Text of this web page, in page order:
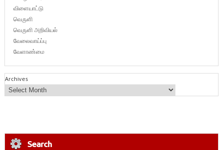
விளையாட்டு
வெருளி
வெருளி அறிவியல்
வேலைவாய்ப்பு
வேளாண்மை
Archives
Search